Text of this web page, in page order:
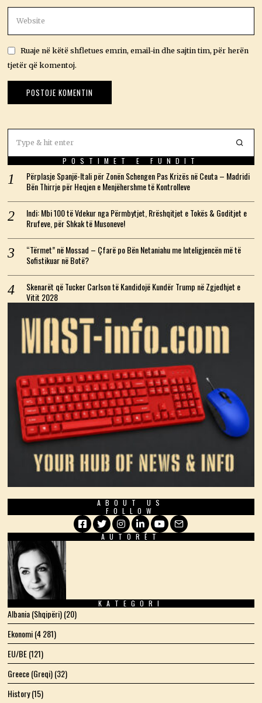
Ruaje në këtë shfletues emrin, email-in dhe sajtin tim, për herën
tjetër që komentoj.
POSTIMET E FUNDIT
Përplasje Spanjë-Itali për Zonën Schengen Pas Krizës në Ceuta – Madridi
Bën Thirrje për Heqjen e Menjëhershme të Kontrolleve
Indi: Mbi 100 të Vdekur nga Përmbytjet, Rrëshqitjet e Tokës & Goditjet e
Rrufeve, për Shkak të Musoneve!
“Tërmet” në Mossad – Çfarë po Bën Netaniahu me Inteligjencën më të
Sofistikuar në Botë?
Skenarët që Tucker Carlson të Kandidojë Kundër Trump në Zgjedhjet e
Vitit 2028
ABOUT US
FOLLOW
Facebook
TwitterInstagram
LinkedIn
YouTube
Email
AUTORËT
KATEGORI
Albania (Shqipëri)(20)
Ekonomi(4 281)
EU/BE(121)
Greece (Greqi)(32)
History(15)